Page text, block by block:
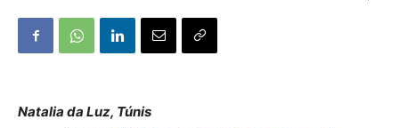
Natalia da Luz, Túnis